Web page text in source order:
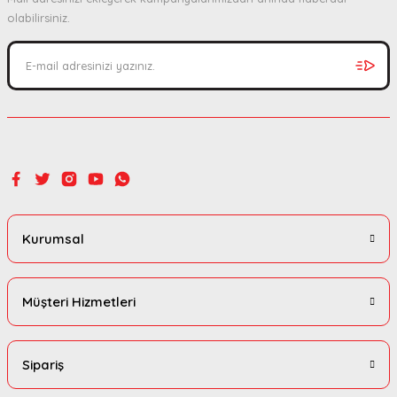
Ürün bilgilerinde hatalar bulunuyor.
olabilirsiniz.
Kurumsal
Müşteri Hizmetleri
Sipariş